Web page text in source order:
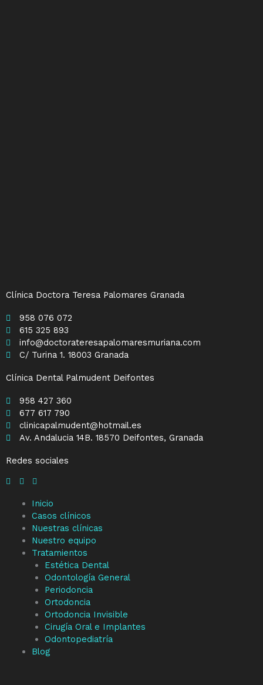
Clínica Doctora Teresa Palomares Granada
958 076 072
615 325 893
info@doctorateresapalomaresmuriana.com
C/ Turina 1. 18003 Granada
Clínica Dental Palmudent Deifontes
958 427 360
677 617 790
clinicapalmudent@hotmail.es
Av. Andalucia 14B. 18570 Deifontes, Granada
Redes sociales
Inicio
Casos clínicos
Nuestras clínicas
Nuestro equipo
Tratamientos
Estética Dental
Odontología General
Periodoncia
Ortodoncia
Ortodoncia Invisible
Cirugía Oral e Implantes
Odontopediatría
Blog